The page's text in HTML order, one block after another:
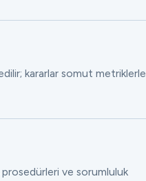
kararlar somut metriklerle
ve sorumluluk